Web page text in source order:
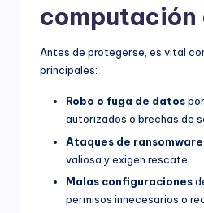
computación
Antes de protegerse, es vital
principales:
Robo o fuga de datos
autorizados o brechas de
Ataques de ransomware
valiosa y exigen rescate.
Malas configuraciones
permisos innecesarios o